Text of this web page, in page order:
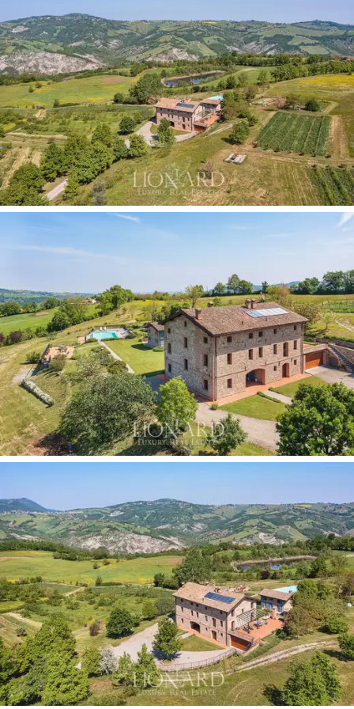
breve distanza dalla piscina a sfioro. Al piano terra, si
trova una cucina completamente attrezzata, una sala
da pranzo, un bagno e una camera da letto
matrimoniale, con accesso a una terrazza privata con
barbecue. I pavimenti in cotto e le travi a vista in legno,
abbinate a mobili, porte e scale in pregiato rovere
opera di abili artigiani locali, donano un'atmosfera
country chic.
Questo podere di lusso si estende su cinque ettari di
terreno, abbracciando una serie di splendide amenità. I
vigneti, che producono pregiati vini, si fondono
armoniosamente con un
rigoglioso fruttetoe un
incantevole giardino, arricchendo la bellezza naturale di
questa proprietà. Il giardino è un vero gioiello, con
terrazze panoramicheche catturano panorami
mozzafiato,angoli relaxper momenti di pace e una
spettacolare piscina a sfioroche regala momenti di
pura beatitudine. L'attenzione al dettaglio è evidente
anche nella disposizione del bellissimo giardino
antistante la villa principale, che offre uno spazioso
parcheggio per le auto, completando questa
affascinante proprietà con un tocco di praticità. Il
podere si inserisce armoniosamente nella natura
circostante, offrendo un'esperienza di lusso e
tranquillità in un ambiente idilliaco.
Le pittoresche colline tra Modena e Bolognadove
sorge questo incredibile podere sono un luogo ideale
per immergersi nella tranquillità della campagna,
scoprire il fascino dei borghi storici e assaporare i
tesori culinari di queste terre, e offrono un connubio